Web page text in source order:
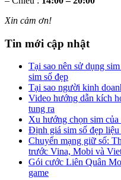
Xin cảm ơn!
Tin mới cập nhật
Tại sao nên sử dụng
sim số đẹp
Tại sao người kinh
Video hướng dẫn kích
tung ra
Xu hướng chọn sim
Định giá sim số đẹp liệu
Chuyển mạng giữ số:
trước Vina, Mobi và
Gói cước Liên Quân
game